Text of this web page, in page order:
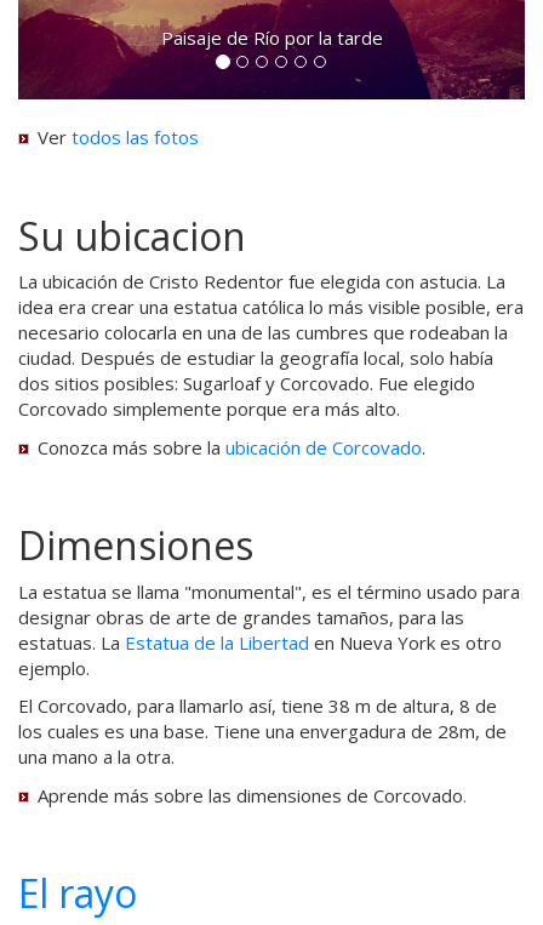
Paisaje de Río por la tarde
Ver todos las fotos
Su ubicacion
La ubicación de Cristo Redentor fue elegida con astucia. La
idea era crear una estatua católica lo más visible posible, era
necesario colocarla en una de las cumbres que rodeaban la
ciudad. Después de estudiar la geografía local, solo había
dos sitios posibles: Sugarloaf y Corcovado. Fue elegido
Corcovado simplemente porque era más alto.
Conozca más sobre la ubicación de Corcovado.
Dimensiones
La estatua se llama "monumental", es el término usado para
designar obras de arte de grandes tamaños, para las
estatuas. La Estatua de la Libertad en Nueva York es otro
ejemplo.
El Corcovado, para llamarlo así, tiene 38 m de altura, 8 de
los cuales es una base. Tiene una envergadura de 28m, de
una mano a la otra.
Aprende más sobre las dimensiones de Corcovado.
El rayo